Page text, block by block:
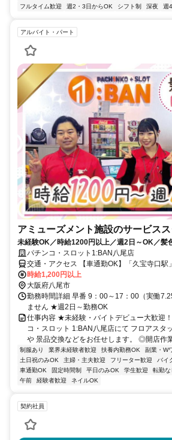
フルタイム歓迎
週2・3日からOK シフト制 深夜 週
アルバイト・パート
アミューズメント施設のサービス
未経験OK／時給1200円以上／週2日～OK／髪
パチンコ・スロット1:BAN八尾店
交通・アクセス 【車通勤OK】「久宝寺口駅
時給1,200円以上
大阪府八尾市
勤務時間詳細 早番 9：00～17：00（実働
ません ★週2日～勤務OK
仕事内容 ★未経験・バイトデビュー大歓迎
コ・スロット 1:BAN八尾店にて フロアスタ
や 景品交換などをお任せします。 ◎開店作
制服あり 業界未経験者歓迎 扶養内勤務OK 副業・W
土日祝のみOK
主婦・主夫歓迎 フリーター歓迎 バイ
車通勤OK
固定時間制 平日のみOK 学生歓迎 転勤な
午前
経験者歓迎 ネイルOK
契約社員